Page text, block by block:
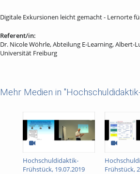
Digitale Exkursionen leicht gemacht - Lernorte
Referent/in:
Dr. Nicole Wöhrle, Abteilung E-Learning, Albert-
Universität Freiburg
Mehr Medien in
Hochschuldidaktik-
Frühstück, 19.07.2019
Frühstück,